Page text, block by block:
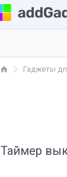
Гаджеты
Таймер